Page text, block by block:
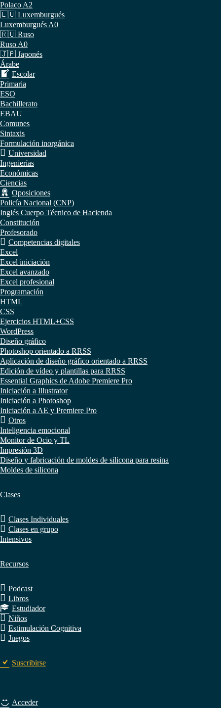
Polaco A2
🇱🇺 Luxemburgués
Luxemburgués A0
🇷🇺 Ruso
Ruso A0
🇯🇵 Japonés
Árabe
Escolar
Primaria
ESO
Bachillerato
EBAU
Comunes
Sintaxis
Formulación inorgánica
Universidad
Ingenierías
Económicas
Ciencias
Oposiciones
Policía Nacional (CNP)
Inglés Cuerpo Técnico de Hacienda
Constitución
Profesorado
Competencias digitales
Excel
Excel iniciación
Excel avanzado
Excel profesional
Programación
HTML
CSS
Ejercicios HTML+CSS
WordPress
Diseño gráfico
Photoshop orientado a RRSS
Aplicación de diseño gráfico orientado a RRSS
Edición de vídeo y plantillas para RRSS
Essential Graphics de Adobe Premiere Pro
Iniciación a Illustrator
Iniciación a Photoshop
Iniciación a AE y Premiere Pro
Otros
Inteligencia emocional
Monitor de Ocio y TL
Impresión 3D
Diseño y fabricación de moldes de silicona para resina
Moldes de silicona
Clases
Clases Individuales
Clases en grupo
Intensivos
Recursos
Podcast
Libros
Estudiador
Niños
Estimulación Cognitiva
Juegos
Suscribirse
Acceder